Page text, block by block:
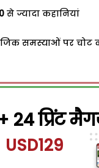
से ज्यादा कहानियां
समस्याओं पर
24 प्रिंट
USD129